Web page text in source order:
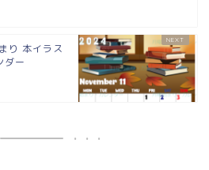
り 本イラス
ダー